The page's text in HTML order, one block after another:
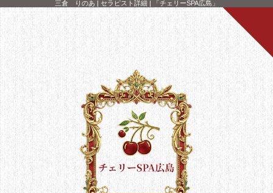
三倉 りのあ | セラピスト詳細 | 「チェリーSPA広島」